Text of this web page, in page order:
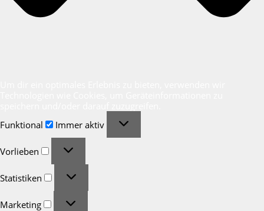
Funktional
Immer aktiv
Vorlieben
Statistiken
Marketing